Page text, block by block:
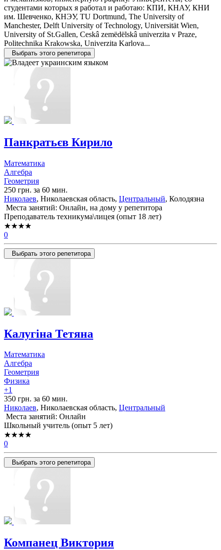
студентами которых я работал и работаю: КПИ, КНАУ, КНИ
им. Шевченко, КНЭУ, TU Dortmund, The University of
Manchester, Delft University of Technology, Universität Wien,
University of St.Gallen, Ceskâ zemëdëlskâ univerzita v Praze,
Politechnika Krakowska, Univerzita Karlova...
Выбрать этого репетитора
Панкратьєв Кирило
Математика
Алгебра
Геометрия
250 грн. за 60 мин.
Николаев, Николаевская область, Центральный, Колодязна
Места занятий: Онлайн, на дому у репетитора
Преподаватель техникума\лицея (опыт 18 лет)
★★★★
0
Выбрать этого репетитора
Калугіна Тетяна
Математика
Алгебра
Геометрия
Физика
+1
350 грн. за 60 мин.
Николаев, Николаевская область, Центральный
Места занятий: Онлайн
Школьный учитель (опыт 5 лет)
★★★★
0
Выбрать этого репетитора
Компанец Виктория